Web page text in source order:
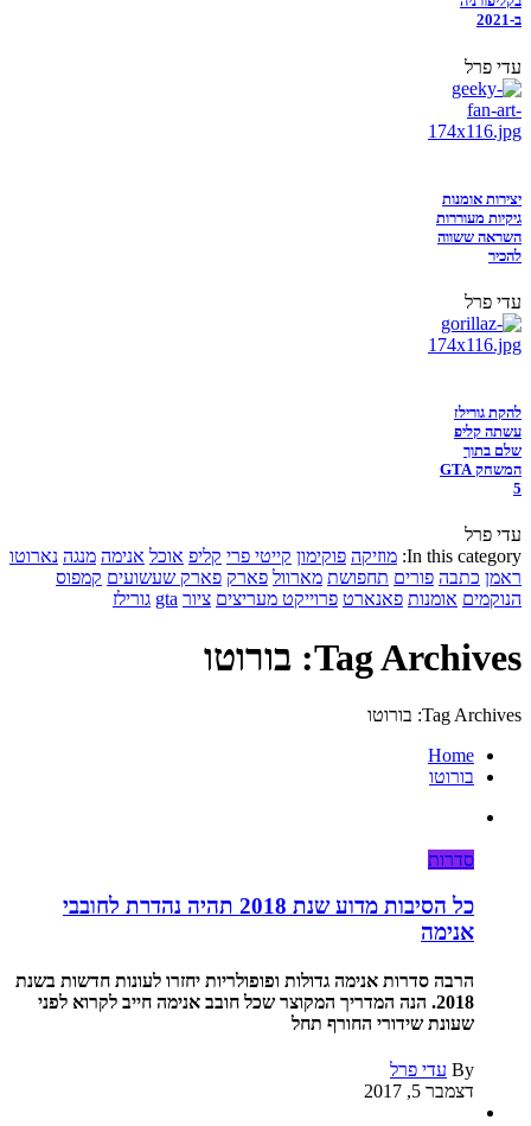
ב-2021
עדי פרל
יצירות אומנות
גיקיות מעוררות
השראה ששווה
להכיר
עדי פרל
להקת גורילז
עשתה קליפ
שלם בתוך
המשחק GTA
5
עדי פרל
In this category: מוזיקה פוקימון קייטי פרי קליפ אוכל אנימה מנגה נארוטו
ראמן כתבה פורים תחפושת מארוול פארק פארק שעשועים קמפוס
הנוקמים אומנות פאנארט פרוייקט מעריצים ציור gta גורילז
Tag Archives: בורוטו
Tag Archives: בורוטו
Home
בורוטו
סדרות
כל הסיבות מדוע שנת 2018 תהיה נהדרת לחובבי
אנימה
הרבה סדרות אנימה גדולות ופופולריות יחזרו לעונות חדשות בשנת
2018. הנה המדריך המקוצר שכל חובב אנימה חייב לקרוא לפני
שעונת שידורי החורף תחל
By עדי פרל
דצמבר 5, 2017